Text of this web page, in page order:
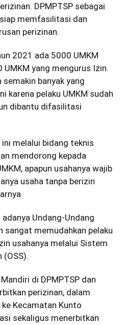
DPMPTSP sebagai
memfasilitasi dan
perizinan.
2021 ada 5000 UMKM
yang mengurus Izin.
banyak yang
karena pelaku UMKM sudah
dibantu difasilitasi
melalui bidang teknis
mendorong kepada
apapun usahanya wajib
usaha tanpa berizin
Undang-Undang
sangat memudahkan pelaku
usahanya melalui Sistem
(OSS).
di DPMPTSP dan
perizinan, dalam
Kecamatan Kunto
sekaligus menerbitkan